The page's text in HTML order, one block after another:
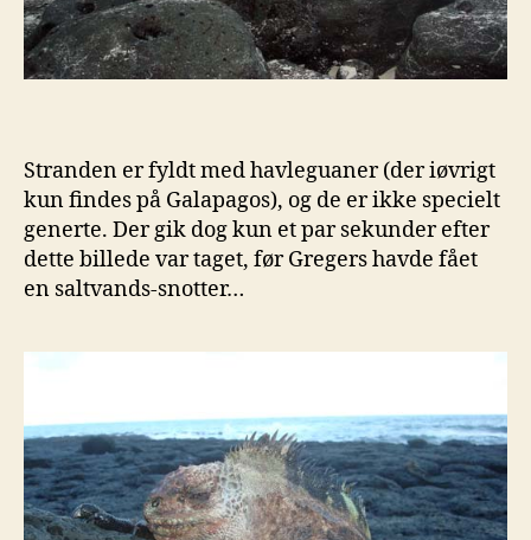
Stranden er fyldt med havleguaner (der iøvrigt
kun findes på Galapagos), og de er ikke specielt
generte. Der gik dog kun et par sekunder efter
dette billede var taget, før Gregers havde fået
en saltvands-snotter…